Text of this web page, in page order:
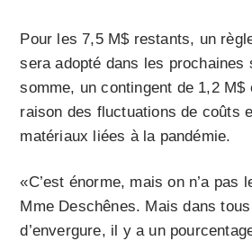
Pour les 7,5 M$ restants, un
sera adopté dans les prochaines
somme, un contingent de 1,2 M$
raison des fluctuations de coûts
matériaux liées à la pandémie.
«C’est énorme, mais on n’a pas
Mme Deschênes. Mais dans
d’envergure, il y a un